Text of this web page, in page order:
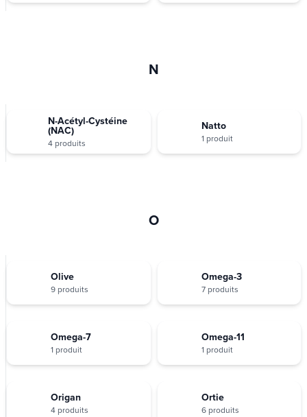
N
N-Acétyl-Cystéine
(NAC)
4 produits
Natto
1 produit
O
Olive
9 produits
Omega-3
7 produits
Omega-7
1 produit
Omega-11
1 produit
Origan
4 produits
Ortie
6 produits